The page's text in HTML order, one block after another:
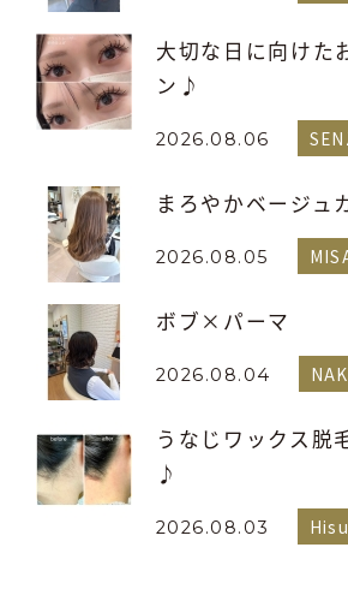
大切な日に向けた
ン♪
2026.08.06
まろやかベージュ
2026.08.05
ボブ×パーマ
2026.08.04
うなじワックス脱
♪
2026.08.03